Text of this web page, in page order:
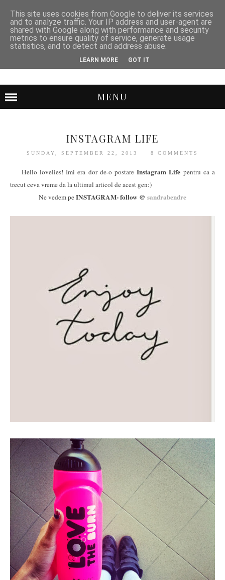
MENU
INSTAGRAM LIFE
SUNDAY, SEPTEMBER 22, 2013 8 COMMENTS
Hello lovelies! Imi era dor de-o postareInstagram Life pentru ca a
trecut ceva vreme da la ultimul articol de acest gen:)
Ne vedem peINSTAGRAM- follow @ sandrabendre
This site uses cookies from Google to deliver its services
and to analyze traffic. Your IP address and user-agent are
shared with Google along with performance and security
metrics to ensure quality of service, generate usage
statistics, and to detect and address abuse.
LEARN MORE GOT IT